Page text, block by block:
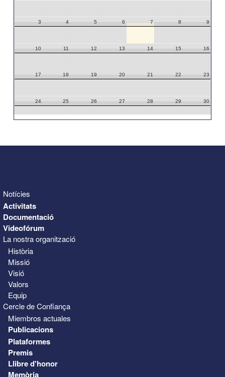
3 4 5 6 7 8 9
10 11 12 13 14 15 16
17 18 19 20 21 22 23
24 25 26 27 28 29 30
Notícies
Activitats
Documentació
Videofórum
La nostra organització
Història
Missió
Visió
Valors
Equip
Cercle de Confiança
Miembros actuales
Publicacions
Plataformes
Premis
Llibre d'honor
Memòria